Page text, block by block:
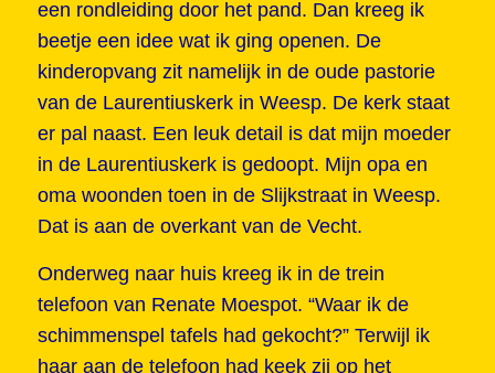
een rondleiding door het pand. Dan kreeg ik
beetje een idee wat ik ging openen. De
kinderopvang zit namelijk in de oude pastorie
van de Laurentiuskerk in Weesp. De kerk staat
er pal naast. Een leuk detail is dat mijn moeder
in de Laurentiuskerk is gedoopt. Mijn opa en
oma woonden toen in de Slijkstraat in Weesp.
Dat is aan de overkant van de Vecht.
Onderweg naar huis kreeg ik in de trein
telefoon van Renate Moespot. “Waar ik de
schimmenspel tafels had gekocht?” Terwijl ik
haar aan de telefoon had keek zij op het